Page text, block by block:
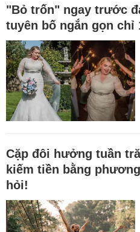
"Bỏ trốn" ngay trước
tuyên bố ngắn gọn chỉ
Cặp đôi hưởng tuần
kiếm tiền bằng
hỏi!